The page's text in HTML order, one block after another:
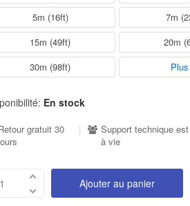
5m (16ft)
7m
15m (49ft)
20m
30m (98ft)
En stock
gratuit 30
|
Support technique
à vie
Ajouter au panier